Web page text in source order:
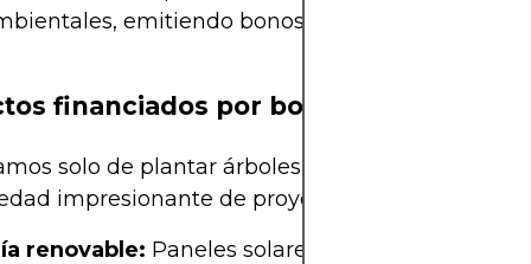
emitiendo bonos destinados a
financiados por bonos verdes
solo de plantar árboles. Los bonos verdes
impresionante de proyectos:
renovable: Paneles solares y parques eólicos